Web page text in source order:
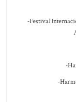
-Festival
-
-